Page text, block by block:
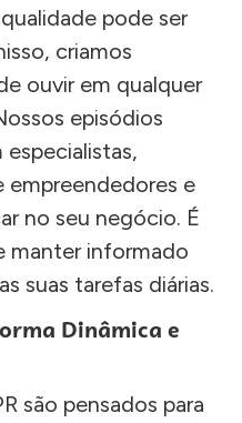
pode ser
criamos
ouvir em qualquer
episódios
empreendedores e
no seu negócio. É
manter informado
suas tarefas diárias.
Dinâmica e
são pensados para